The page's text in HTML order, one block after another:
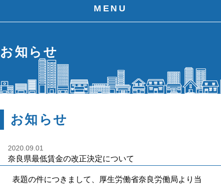
MENU
お知らせ
お知らせ
2020.09.01
奈良県最低賃金の改正決定について
表題の件につきまして、厚生労働省奈良労働局より当